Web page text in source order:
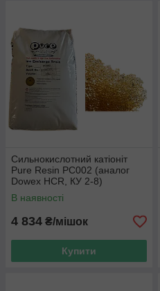
роботи. До найбільш
фільтрів можна віднести:
інші.
Таблетована сіль (сіль
Майже кожне
регенерації (відновлення
Одним з матеріалів, що
використовуються, для
Сильнокислотний катіоніт
Pure Resin PC002 (аналог
Dowex HCR, КУ 2-8)
В наявності
4 834 ₴/мішок
Купити